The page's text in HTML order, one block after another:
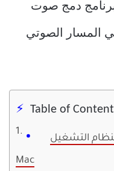
دمج صوت
المسار الصوتي
Table of
التشغيل
Mac